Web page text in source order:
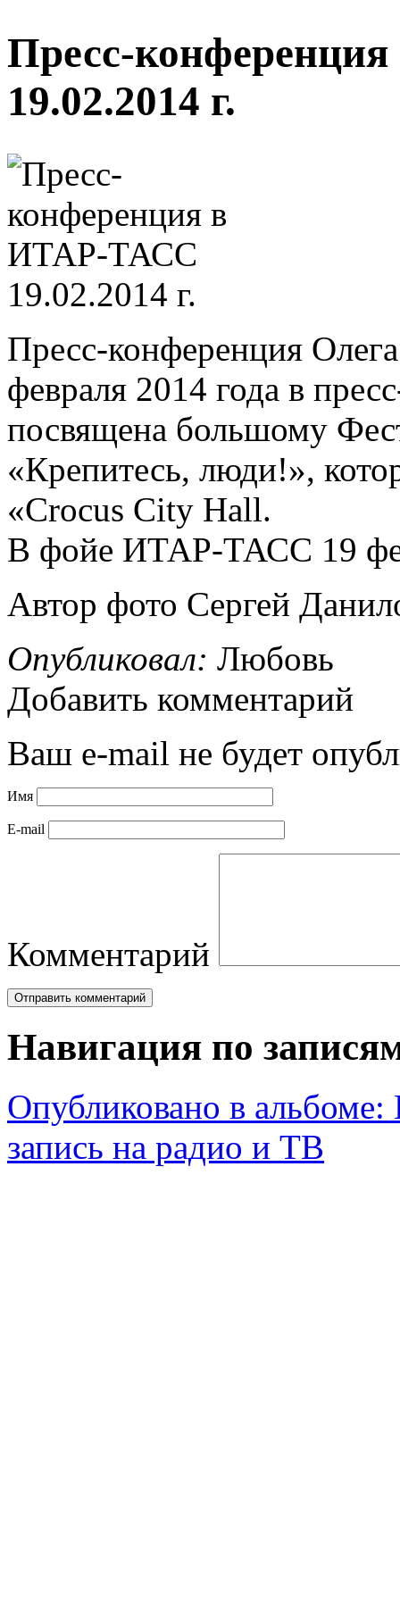
Пресс-
19.02.2014 г.
Пресс-конференция
февраля 2014 года в
посвящена большому
«Крепитесь, люди!»,
«Crocus City Hall.
В фойе ИТАР-ТАСС 19
Автор фото Сергей
Опубликовал: Любовь
Добавить комментарий
Ваш e-mail не будет
Имя
E-mail
Комментарий
Навигация по
Опубликовано в альбоме:
запись на радио и ТВ